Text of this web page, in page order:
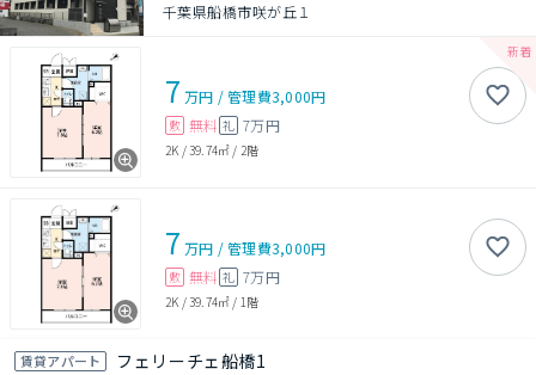
千葉県船橋市咲が丘１
7 万円 /管理費3,000円
敷 無料 礼 7万円
2K /39.74㎡ / 2階
7 万円 /管理費3,000円
敷 無料 礼 7万円
2K /39.74㎡ / 1階
賃貸アパート フェリーチェ船橋1